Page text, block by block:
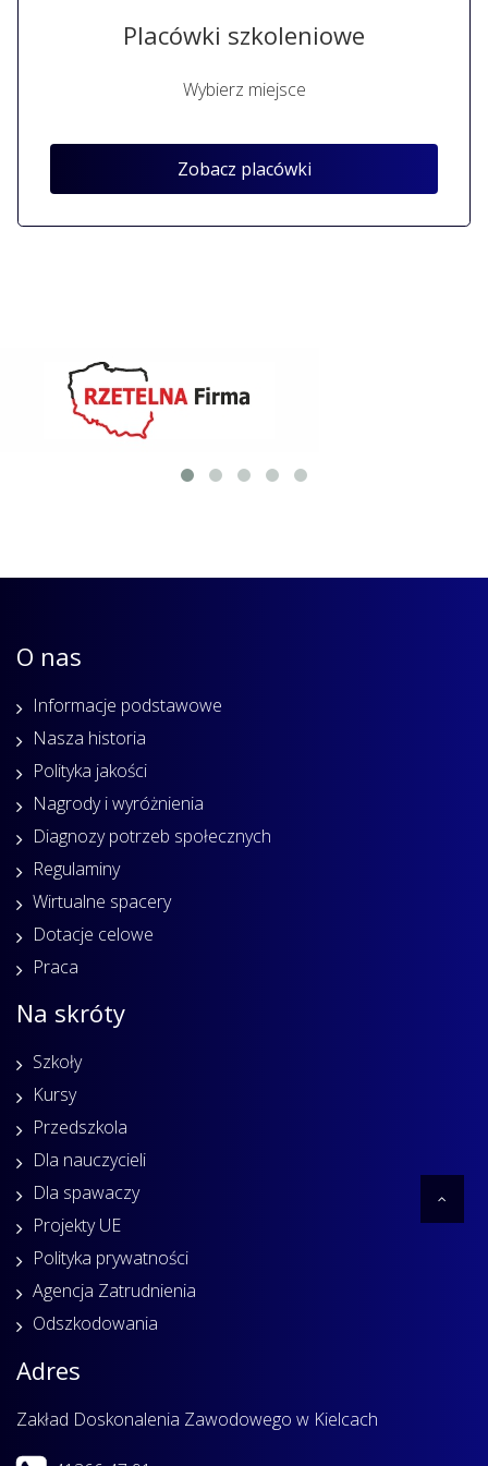
Placówki szkoleniowe
Wybierz miejsce
Zobacz placówki
O nas
Informacje podstawowe
Nasza historia
Polityka jakości
Nagrody i wyróżnienia
Diagnozy potrzeb społecznych
Regulaminy
Wirtualne spacery
Dotacje celowe
Praca
Na skróty
Szkoły
Kursy
Przedszkola
Dla nauczycieli
Dla spawaczy
Projekty UE
Polityka prywatności
Agencja Zatrudnienia
Odszkodowania
Adres
Zakład Doskonalenia Zawodowego w Kielcach